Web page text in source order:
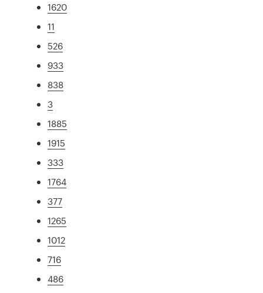
1620
11
526
933
838
3
1885
1915
333
1764
377
1265
1012
716
486